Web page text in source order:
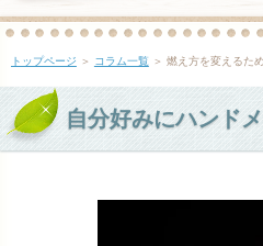
トップページ ＞ コラム一覧＞ 燃え方を変えるた
自分好みにハンド